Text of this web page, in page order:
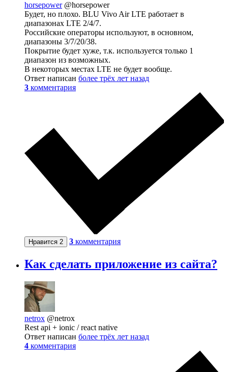
horsepower @horsepower
Будет, но плохо. BLU Vivo Air LTE работает в
диапазонах LTE 2/4/7.
Российские операторы используют, в основном,
диапазоны 3/7/20/38.
Покрытие будет хуже, т.к. используется только 1
диапазон из возможных.
В некоторых местах LTE не будет вообще.
Ответ написан более трёх лет назад
3 комментария
Нравится 2 3 комментария
Как сделать приложение из сайта?
netrox @netrox
Rest api + ionic / react native
Ответ написан более трёх лет назад
4 комментария